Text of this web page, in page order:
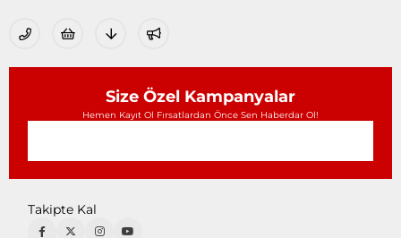
Size Özel Kampanyalar
Hemen Kayıt Ol Fırsatlardan Önce Sen Haberdar Ol!
Takipte Kal